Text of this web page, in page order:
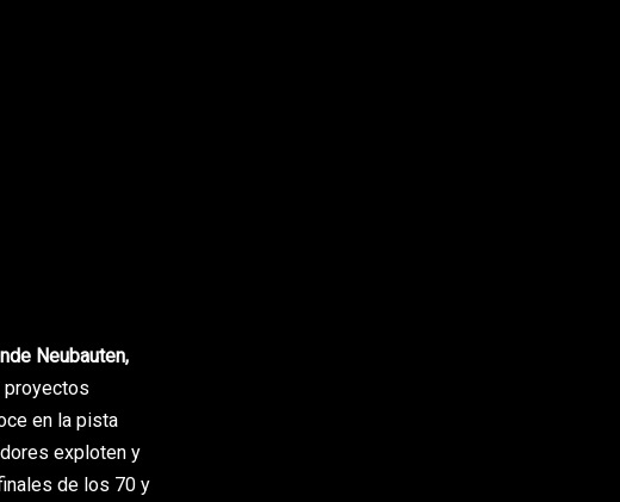
Neubauten,
proyectos
en la pista
exploten y
de los 70 y